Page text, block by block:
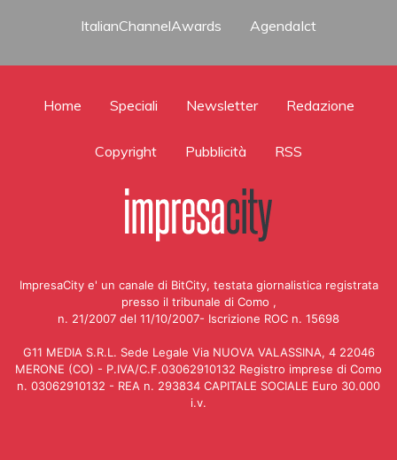
ItalianChannelAwards
AgendaIct
Home Speciali Newsletter Redazione
Copyright Pubblicità RSS
ImpresaCity e' un canale di BitCity, testata giornalistica registrata
presso il tribunale di Como ,
n. 21/2007 del 11/10/2007- Iscrizione ROC n. 15698
G11 MEDIA S.R.L. Sede Legale Via NUOVA VALASSINA, 4 22046
MERONE (CO) - P.IVA/C.F.03062910132 Registro imprese di Como
n. 03062910132 - REA n. 293834 CAPITALE SOCIALE Euro 30.000
i.v.